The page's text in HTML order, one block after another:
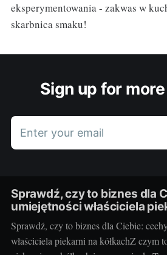
eksperymentowania - zakwas w
skarbnica smaku!
Sign up for
Enter your email
Sprawdź, czy to biznes dla
umiejętności właściciela
Sprawdź, czy to biznes dla Ciebie:
właściciela piekarni na kółkachZ czym